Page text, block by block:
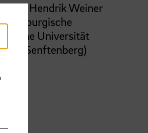
Ing. Hendrik Weiner
Universität
Senftenberg)